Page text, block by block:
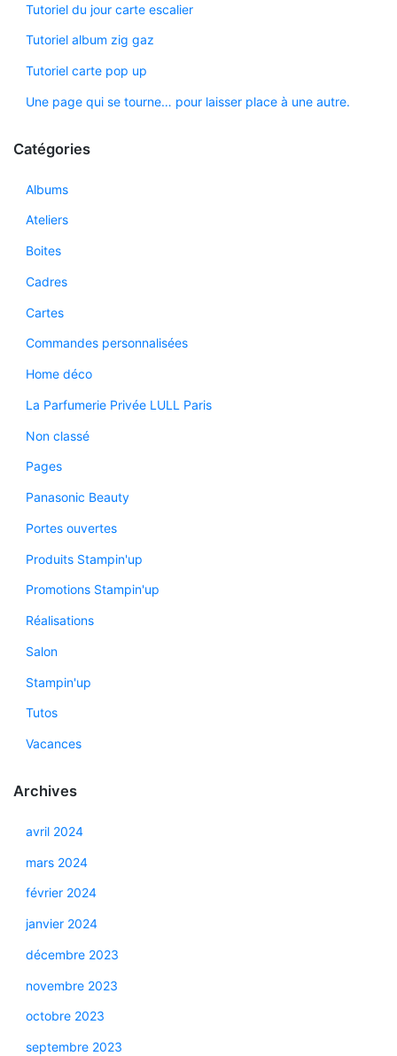
Tutoriel du jour carte escalier
Tutoriel album zig gaz
Tutoriel carte pop up
Une page qui se tourne… pour laisser place à une autre.
Catégories
Albums
Ateliers
Boites
Cadres
Cartes
Commandes personnalisées
Home déco
La Parfumerie Privée LULL Paris
Non classé
Pages
Panasonic Beauty
Portes ouvertes
Produits Stampin'up
Promotions Stampin'up
Réalisations
Salon
Stampin'up
Tutos
Vacances
Archives
avril 2024
mars 2024
février 2024
janvier 2024
décembre 2023
novembre 2023
octobre 2023
septembre 2023